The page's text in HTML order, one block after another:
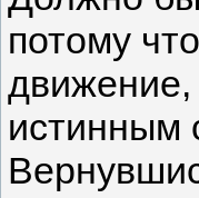
потому
движение,
истинным